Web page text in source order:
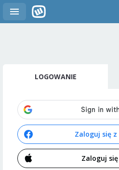
LOGOWANIE
Zaloguj się z
Zaloguj